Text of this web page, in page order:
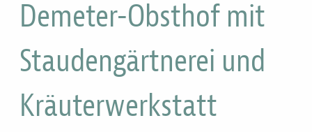
Demeter-Obsthof mit
Staudengärtnerei und
Kräuterwerkstatt